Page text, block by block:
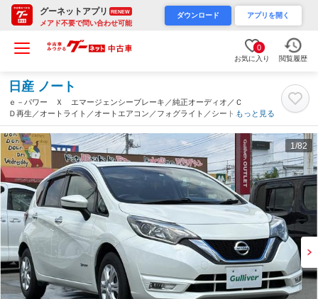
グーネットアプリ RENEW
メアド不要で問い合わせ可能
ダウンロード アプリを開く
0
お気に入り 閲覧履歴
日産 ノート
ｅ－パワー Ｘ エマージェンシーブレーキ／純正オーディオ／Ｃ
Ｄ再生／オートライト／オートエアコン／フォグライト／シートリ
フター／プッシュスタート／スマートキー／ＥＴＣ／車線逸脱警報
機能／電格ミラー／純正フロアマット／（群馬県）
もっと見る
1 /82